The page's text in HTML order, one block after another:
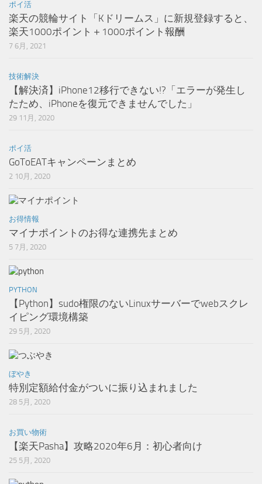
ポイ活
楽天の競輪サイト「Kドリームス」に新規登録すると、
楽天1000ポイント＋1000ポイント報酬
7 6月, 2021
技術解決
【解決済】iPhone12移行できない!?「エラーが発生し
たため、iPhoneを復元できませんでした」
29 11月, 2020
ポイ活
GoToEATキャンペーンまとめ
2 10月, 2020
お得情報
マイナポイントのお得な連携先まとめ
5 7月, 2020
PYTHON
【Python】sudo権限のないLinuxサーバーでwebスクレ
イピング環境構築
29 5月, 2020
ぼやき
特別定額給付金がついに振り込まれました
28 5月, 2020
お買い物術
【楽天Pasha】攻略2020年6月：初心者向け
25 5月, 2020